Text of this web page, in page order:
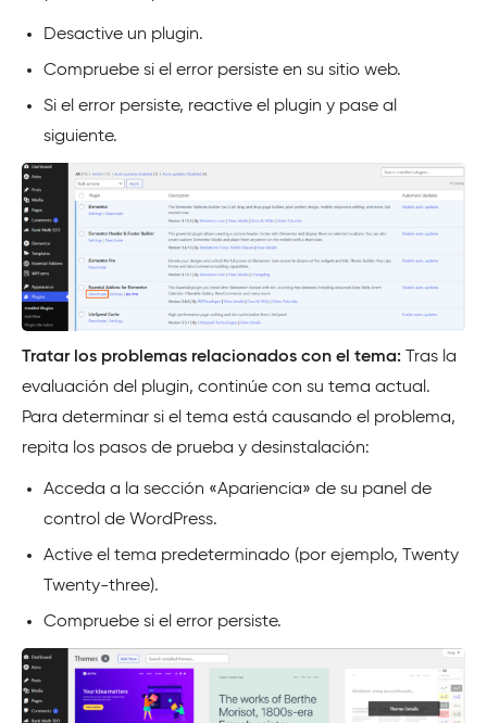
Desactive un plugin.
Compruebe si el error persiste en su sitio web.
Si el error persiste, reactive el plugin y pase al
siguiente.
Tratar los problemas relacionados con el tema:
Tras la
evaluación del plugin, continúe con su tema actual.
Para determinar si el tema está causando el problema,
repita los pasos de prueba y desinstalación:
Acceda a la sección «Apariencia» de su panel de
control de WordPress.
Active el tema predeterminado (por ejemplo, Twenty
Twenty-three).
Compruebe si el error persiste.